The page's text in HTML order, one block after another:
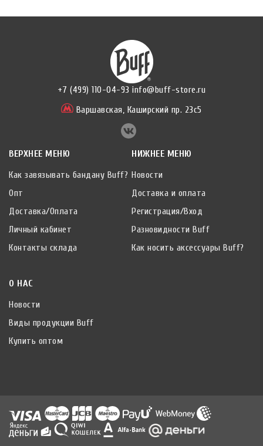
+7 (499) 110-04-93 info@buff-store.ru
Варшавская, Каширский пр. 23с5
ВЕРХНЕЕ МЕНЮ
Как завязывать бандану Buff?
Опт
Доставка/Оплата
Личный кабинет
Контакты склада
НИЖНЕЕ МЕНЮ
Новости
Доставка и оплата
Регистрация/Вход
Разновидности Buff
Как носить аксессуары Buff?
О НАС
Новости
Виды продукции Buff
Купить оптом